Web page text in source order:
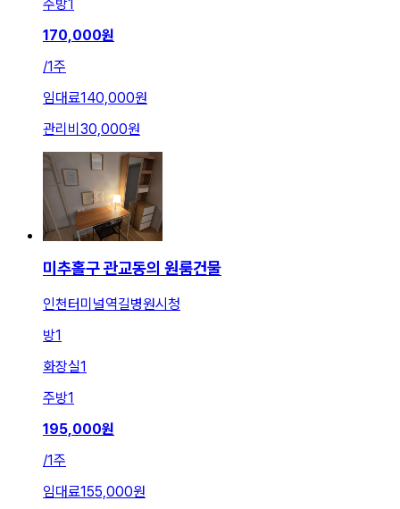
주방1
170,000원
/1주
임대료140,000원
관리비 30,000원
미추홀구 관교동의 원룸건물
인천터미널역길병원시청
방1
화장실1
주방1
195,000원
/1주
임대료155,000원